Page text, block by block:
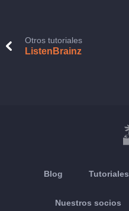
Otros tutoriales
ListenBrainz
Blog Tutoriales
Nuestros socios